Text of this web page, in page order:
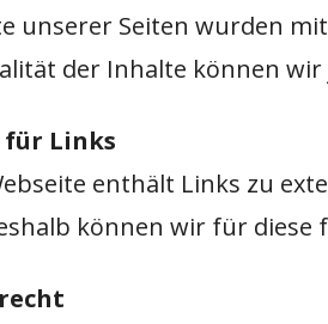
unserer Seiten wurden
der Inhalte können
Links
enthält Links zu
können wir für